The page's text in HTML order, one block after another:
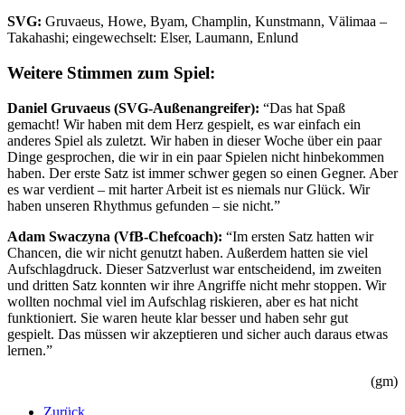
SVG: Gruvaeus, Howe, Byam, Champlin, Kunstmann, Välimaa –
Takahashi; eingewechselt: Elser, Laumann, Enlund
Weitere Stimmen zum Spiel:
Daniel Gruvaeus (SVG-Außenangreifer): “Das hat Spaß
gemacht! Wir haben mit dem Herz gespielt, es war einfach ein
anderes Spiel als zuletzt. Wir haben in dieser Woche über ein paar
Dinge gesprochen, die wir in ein paar Spielen nicht hinbekommen
haben. Der erste Satz ist immer schwer gegen so einen Gegner. Aber
es war verdient – mit harter Arbeit ist es niemals nur Glück. Wir
haben unseren Rhythmus gefunden – sie nicht.”
Adam Swaczyna (VfB-Chefcoach): “Im ersten Satz hatten wir
Chancen, die wir nicht genutzt haben. Außerdem hatten sie viel
Aufschlagdruck. Dieser Satzverlust war entscheidend, im zweiten
und dritten Satz konnten wir ihre Angriffe nicht mehr stoppen. Wir
wollten nochmal viel im Aufschlag riskieren, aber es hat nicht
funktioniert. Sie waren heute klar besser und haben sehr gut
gespielt. Das müssen wir akzeptieren und sicher auch daraus etwas
lernen.”
(gm)
Zurück